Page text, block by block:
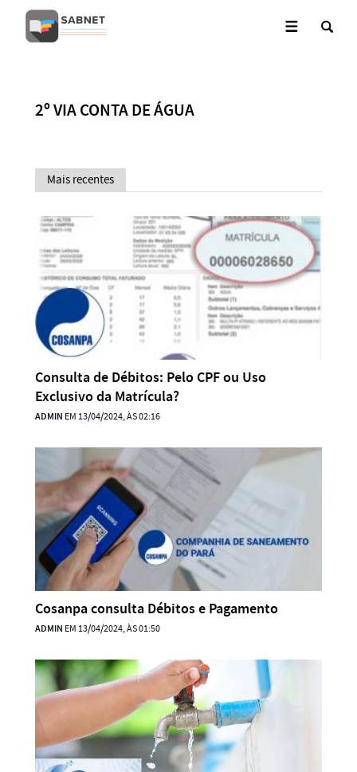
2º VIA CONTA DE ÁGUA
Mais recentes
Consulta de Débitos: Pelo CPF ou Uso
Exclusivo da Matrícula?
ADMIN EM 13/04/2024, ÀS 02:16
Cosanpa consulta Débitos e Pagamento
ADMIN EM 13/04/2024, ÀS 01:50